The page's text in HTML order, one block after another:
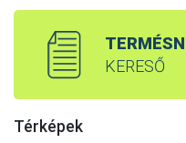
KERESŐ
Térképek